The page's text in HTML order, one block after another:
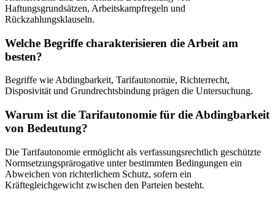
Haftungsgrundsätzen, Arbeitskampfregeln und
Rückzahlungsklauseln.
Welche Begriffe charakterisieren die Arbeit am
besten?
Begriffe wie Abdingbarkeit, Tarifautonomie, Richterrecht,
Disposivität und Grundrechtsbindung prägen die Untersuchung.
Warum ist die Tarifautonomie für die Abdingbarkeit
von Bedeutung?
Die Tarifautonomie ermöglicht als verfassungsrechtlich geschützte
Normsetzungsprärogative unter bestimmten Bedingungen ein
Abweichen von richterlichem Schutz, sofern ein
Kräftegleichgewicht zwischen den Parteien besteht.